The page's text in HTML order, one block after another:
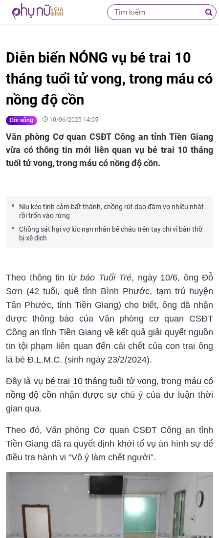
Diễn biến NÓNG vụ bé trai 10
tháng tuổi tử vong, trong máu có
nồng độ cồn
Đời sống 10/06/2025 14:05
Văn phòng Cơ quan CSĐT Công an tỉnh Tiền Giang
vừa có thông tin mới liên quan vụ bé trai 10 tháng
tuổi tử vong, trong máu có nồng độ cồn.
Níu kéo tình cảm bất thành, chồng rút dao đâm vợ nhiều nhát
rồi trốn vào rừng
Chồng sát hại vợ lúc nạn nhân bế cháu trên tay chỉ vì bàn thờ
bị xê dịch
Theo thông tin từbáo Tuổi Trẻ, ngày 10/6, ông Đỗ
Sơn (42 tuổi, quê tỉnh Bình Phước, tạm trú huyện
Tân Phước, tỉnh Tiền Giang) cho biết, ông đã nhận
được thông báo của Văn phòng cơ quan CSĐT
Công an tỉnh Tiền Giang về kết quả giải quyết nguồn
tin tội phạm liên quan đến cái chết của con trai ông
là bé Đ.L.M.C. (sinh ngày 23/2/2024).
Đây là vụ bé trai 10 tháng tuổi tử vong, trong máu có
nồng độ cồn nhận được sự chú ý của dư luận thời
gian qua.
Theo đó, Văn phòng Cơ quan CSĐT Công an tỉnh
Tiền Giang đã ra quyết định khởi tố vụ án hình sự để
điều tra hành vi “Vô ý làm chết người”.